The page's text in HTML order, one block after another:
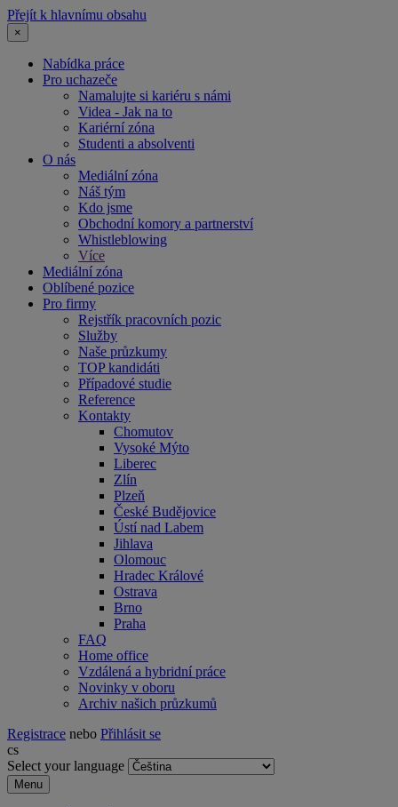
Přejít k hlavnímu obsahu
×
Nabídka práce
Pro uchazeče
Namalujte si kariéru s námi
Videa - Jak na to
Kariérní zóna
Studenti a absolventi
O nás
Mediální zóna
Náš tým
Kdo jsme
Obchodní komory a partnerství
Whistleblowing
Více
Mediální zóna
Oblíbené pozice
Pro firmy
Rejstřík pracovních pozic
Služby
Naše průzkumy
TOP kandidáti
Případové studie
Reference
Kontakty
Chomutov
Vysoké Mýto
Liberec
Zlín
Plzeň
České Budějovice
Ústí nad Labem
Jihlava
Olomouc
Hradec Králové
Ostrava
Brno
Praha
FAQ
Home office
Vzdálená a hybridní práce
Novinky v oboru
Archiv našich průzkumů
Registrace nebo Přihlásit se
cs
Select your language
Menu